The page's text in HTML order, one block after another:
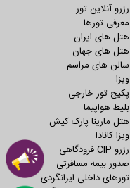
رزرو آنلاین تور
معرفی تورها
هتل های ایران
هتل های جهان
سالن های مراسم
ویزا
پکیج تور خارجی
بلیط هواپیما
هتل مارینا پارک کیش
ویزا کانادا
رزرو CIP فرودگاهی
صدور بیمه مسافرتی
تورهای داخلی ایرانگردی